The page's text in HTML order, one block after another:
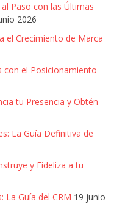
Paso con las Últimas
2026
el Crecimiento de Marca
con el Posicionamiento
tu Presencia y Obtén
La Guía Definitiva de
y Fideliza a tu
La Guía del CRM 19 junio